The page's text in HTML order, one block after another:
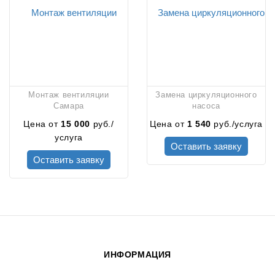
Монтаж вентиляции
Самара
Цена от 15 000 руб./
услуга
Оставить заявку
Замена циркуляционного
насоса
Цена от 1 540 руб./услуга
Оставить заявку
ИНФОРМАЦИЯ